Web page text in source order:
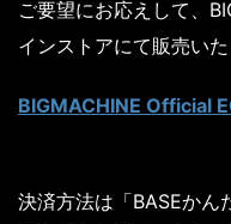
ご要望にお応えして、
インストアにて販売いた
BIGMACHINE Official
決済方法は「BASEかん